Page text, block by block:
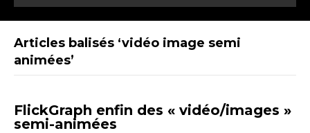
Articles balisés ‘vidéo image semi
animées’
FlickGraph enfin des « vidéo/images »
semi-animées